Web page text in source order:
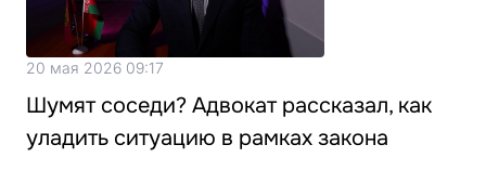
20 мая 2026 09:17
Шумят соседи? Адвокат рассказал, как
уладить ситуацию в рамках закона